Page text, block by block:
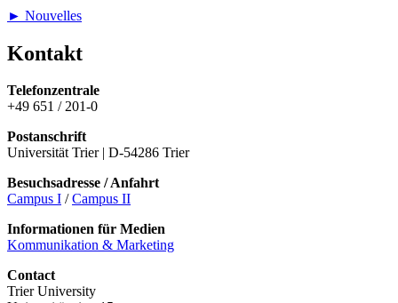
► Nouvelles
Kontakt
Telefonzentrale
+49 651 / 201-0
Postanschrift
Universität Trier | D-54286 Trier
Besuchsadresse / Anfahrt
Campus I /Campus II
Informationen für Medien
Kommunikation & Marketing
Contact
Trier University